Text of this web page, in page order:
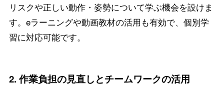
リスクや正しい動作・姿勢について学ぶ機会を設けま
す。eラーニングや動画教材の活用も有効で、個別学
習に対応可能です。
2.作業負担の見直しとチームワークの活用